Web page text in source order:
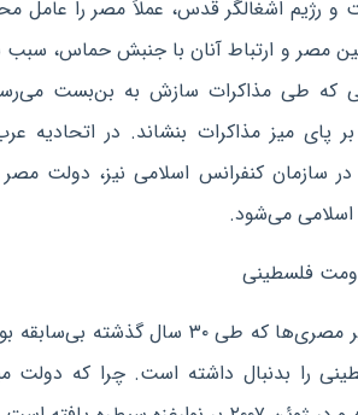
رژیم اشغالگر قدس، عملاً مصر را عامل
مصر و ارتباط آنان با جنبش حماس، سبب
كه طی مذاكرات سازش به بن‌بست
پای میز مذاكرات بنشاند. در
سازمان كنفرانس اسلامی نیز، دولت
اسلامی می‌شود.
فلسطینی
تظاهرات و اعتراض اخیر